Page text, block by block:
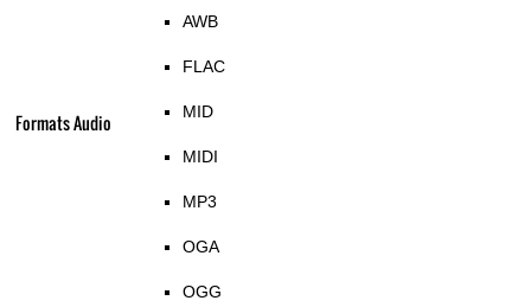
Formats Audio
AWB
FLAC
MID
MIDI
MP3
OGA
OGG